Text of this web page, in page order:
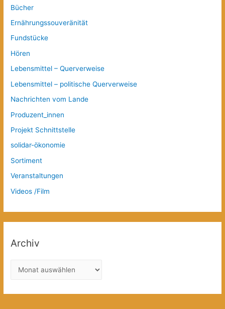
Bücher
Ernährungssouveränität
Fundstücke
Hören
Lebensmittel – Querverweise
Lebensmittel – politische Querverweise
Nachrichten vom Lande
Produzent_innen
Projekt Schnittstelle
solidar-ökonomie
Sortiment
Veranstaltungen
Videos /Film
Archiv
c